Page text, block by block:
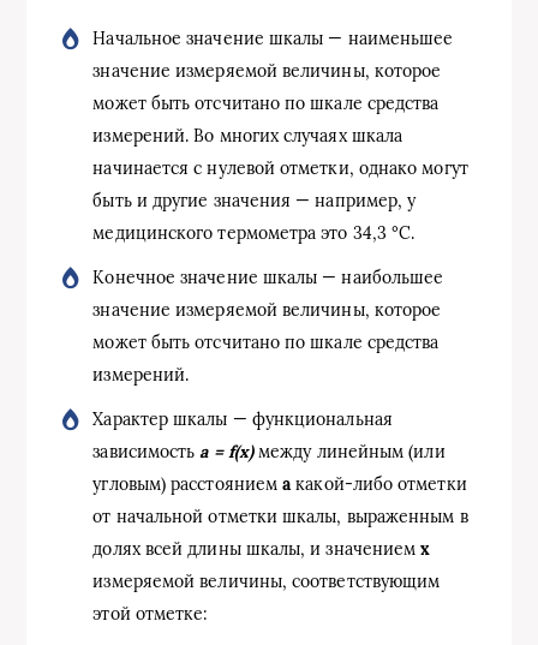
Начальное значение шкалы — наименьшее
значение измеряемой величины, которое
может быть отсчитано по шкале средства
измерений. Во многих случаях шкала
начинается с нулевой отметки, однако могут
быть и другие значения — например, у
медицинского термометра это 34,3 °C.
Конечное значение шкалы — наибольшее
значение измеряемой величины, которое
может быть отсчитано по шкале средства
измерений.
Характер шкалы — функциональная
зависимостьa = f(x)между линейным (или
угловым) расстояниемa какой-либо отметки
от начальной отметки шкалы, выраженным в
долях всей длины шкалы, и значениемx
измеряемой величины, соответствующим
этой отметке: